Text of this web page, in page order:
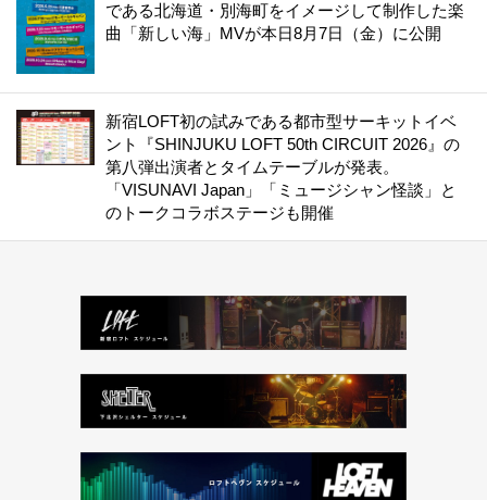
である北海道・別海町をイメージして制作した楽
曲「新しい海」MVが本日8月7日（金）に公開
新宿LOFT初の試みである都市型サーキットイベ
ント『SHINJUKU LOFT 50th CIRCUIT 2026』の
第八弾出演者とタイムテーブルが発表。
「VISUNAVI Japan」「ミュージシャン怪談」と
のトークコラボステージも開催